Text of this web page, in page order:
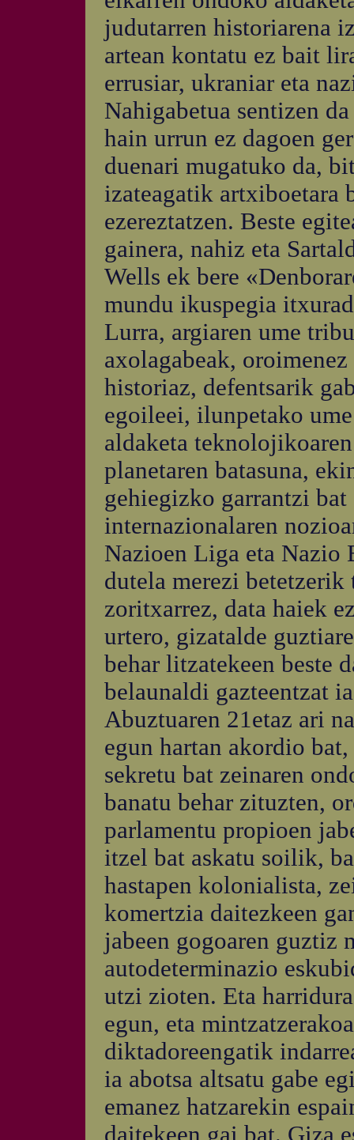
judutarren historiarena
artean kontatu ez bait
errusiar, ukraniar eta
Nahigabetua sentizen
hain urrun ez dagoen
duenari mugatuko da,
izateagatik artxiboetara
ezereztatzen. Beste
gainera, nahiz eta
Wells ek bere
mundu ikuspegia
Lurra, argiaren ume
axolagabeak,
historiaz, defentsarik
egoileei, ilunpetako
aldaketa
planetaren batasuna,
gehiegizko garrantzi
internazionalaren
Nazioen Liga eta Nazio
dutela merezi
zoritxarrez, data haiek
urtero, gizatalde
behar litzatekeen beste
belaunaldi gazteentzat
Abuztuaren 21etaz ari
egun hartan akordio
sekretu bat zeinaren
banatu behar zituzten,
parlamentu propioen
itzel bat askatu soilik,
hastapen kolonialista,
komertzia daitezkeen
jabeen gogoaren guztiz
autodeterminazio
utzi zioten. Eta
egun, eta
diktadoreengatik
ia abotsa altsatu gabe
emanez hatzarekin
daitekeen gai bat. Giza